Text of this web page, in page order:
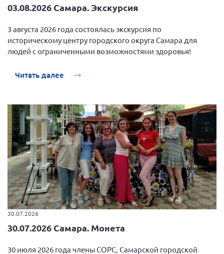
Конференция ОООИБРС 2022
Конференция ВСЭ 2021
Конференция ОООИБРС 2020
Третий съезд
Четвертый съезд
Пятый съезд
Шестой съезд
ОФ «Фонд содействия больным рассеянным
склерозом»
Новости: Казахстан
Письма и официальные ответы
03.08.2026 Самара. Экскурсия
3 августа 2026 года состоялась экскурсия по
историческому центру городского округа Самара для
людей с ограниченными возможностями здоровья!
Читать далее
30.07.2026
30.07.2026 Самара. Монета
30 июля 2026 года члены СОРС, Самарской городской